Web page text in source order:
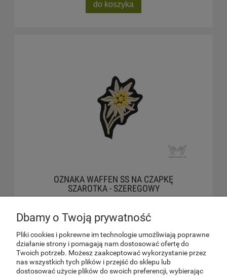
do koszyka
OZNAKA WAFFEN SS NA CZAPKĘ
SZAROTKA - SZEREGOWY
44,00 zł
do koszyka
Dbamy o Twoją prywatność
Pliki cookies i pokrewne im technologie umożliwiają poprawne
działanie strony i pomagają nam dostosować ofertę do
Twoich potrzeb. Możesz zaakceptować wykorzystanie przez
nas wszystkich tych plików i przejść do sklepu lub
dostosować użycie plików do swoich preferencji, wybierając